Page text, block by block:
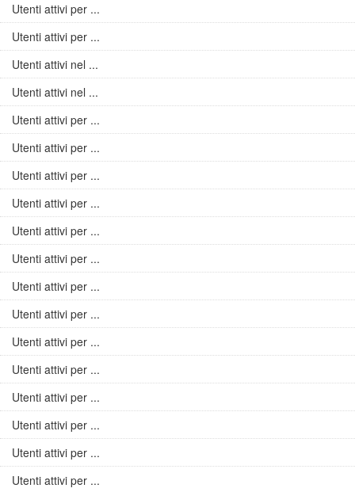
Utenti attivi per ...
Utenti attivi per ...
Utenti attivi nel ...
Utenti attivi nel ...
Utenti attivi per ...
Utenti attivi per ...
Utenti attivi per ...
Utenti attivi per ...
Utenti attivi per ...
Utenti attivi per ...
Utenti attivi per ...
Utenti attivi per ...
Utenti attivi per ...
Utenti attivi per ...
Utenti attivi per ...
Utenti attivi per ...
Utenti attivi per ...
Utenti attivi per ...